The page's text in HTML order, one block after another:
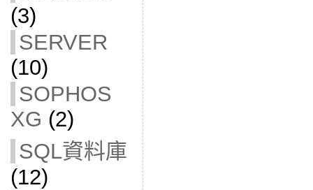
(3)
SERVER
(10)
SOPHOS
XG (2)
SQL資料庫
(12)